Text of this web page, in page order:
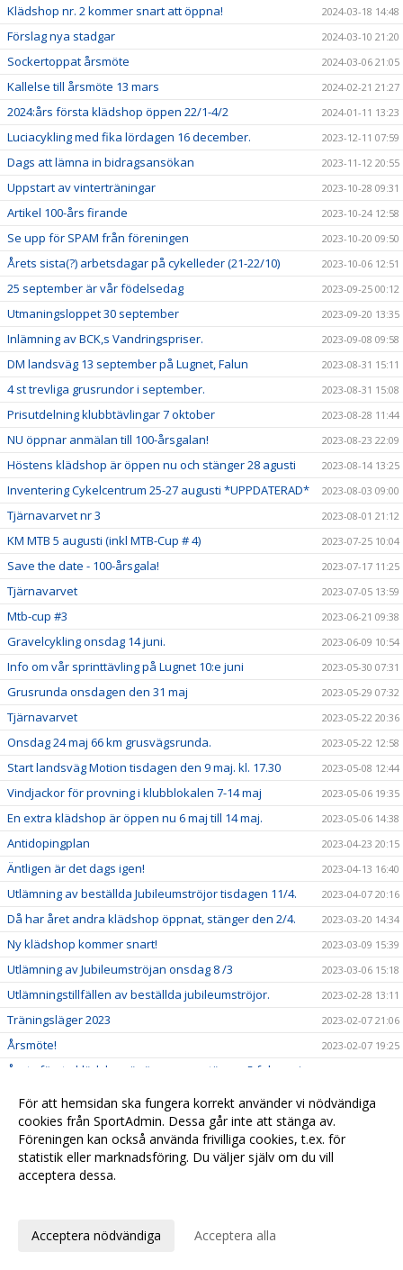
Klädshop nr. 2 kommer snart att öppna! 2024-03-18 14:48
Förslag nya stadgar 2024-03-10 21:20
Sockertoppat årsmöte 2024-03-06 21:05
Kallelse till årsmöte 13 mars 2024-02-21 21:27
2024:års första klädshop öppen 22/1-4/2 2024-01-11 13:23
Luciacykling med fika lördagen 16 december. 2023-12-11 07:59
Dags att lämna in bidragsansökan 2023-11-12 20:55
Uppstart av vinterträningar 2023-10-28 09:31
Artikel 100-års firande 2023-10-24 12:58
Se upp för SPAM från föreningen 2023-10-20 09:50
Årets sista(?) arbetsdagar på cykelleder (21-22/10) 2023-10-06 12:51
25 september är vår födelsedag 2023-09-25 00:12
Utmaningsloppet 30 september 2023-09-20 13:35
Inlämning av BCK,s Vandringspriser. 2023-09-08 09:58
DM landsväg 13 september på Lugnet, Falun 2023-08-31 15:11
4 st trevliga grusrundor i september. 2023-08-31 15:08
Prisutdelning klubbtävlingar 7 oktober 2023-08-28 11:44
NU öppnar anmälan till 100-årsgalan! 2023-08-23 22:09
Höstens klädshop är öppen nu och stänger 28 agusti 2023-08-14 13:25
Inventering Cykelcentrum 25-27 augusti *UPPDATERAD* 2023-08-03 09:00
Tjärnavarvet nr 3 2023-08-01 21:12
KM MTB 5 augusti (inkl MTB-Cup # 4) 2023-07-25 10:04
Save the date - 100-årsgala! 2023-07-17 11:25
Tjärnavarvet 2023-07-05 13:59
Mtb-cup #3 2023-06-21 09:38
Gravelcykling onsdag 14 juni. 2023-06-09 10:54
Info om vår sprinttävling på Lugnet 10:e juni 2023-05-30 07:31
Grusrunda onsdagen den 31 maj 2023-05-29 07:32
Tjärnavarvet 2023-05-22 20:36
Onsdag 24 maj 66 km grusvägsrunda. 2023-05-22 12:58
Start landsväg Motion tisdagen den 9 maj. kl. 17.30 2023-05-08 12:44
Vindjackor för provning i klubblokalen 7-14 maj 2023-05-06 19:35
En extra klädshop är öppen nu 6 maj till 14 maj. 2023-05-06 14:38
Antidopingplan 2023-04-23 20:15
Äntligen är det dags igen! 2023-04-13 16:40
Utlämning av beställda Jubileumströjor tisdagen 11/4. 2023-04-07 20:16
Då har året andra klädshop öppnat, stänger den 2/4. 2023-03-20 14:34
Ny klädshop kommer snart! 2023-03-09 15:39
Utlämning av Jubileumströjan onsdag 8 /3 2023-03-06 15:18
Utlämningstillfällen av beställda jubileumströjor. 2023-02-28 13:11
Träningsläger 2023 2023-02-07 21:06
Årsmöte! 2023-02-07 19:25
Årets första klädshop är öppen nu, stänger 5 februari.
Ny kläddesign för åren 2023-2027 2022-12-29 10:21
Vinterträningar 2023 2022-11-17 10:00
Strategidag Borlänge CK 2022-11-17 09:58
inställningar
Webbversion
För att hemsidan ska fungera korrekt använder vi nödvändiga
cookies från SportAdmin. Dessa går inte att stänga av.
Föreningen kan också använda frivilliga cookies, t.ex. för
statistik eller marknadsföring. Du väljer själv om du vill
acceptera dessa.
Acceptera nödvändiga Acceptera alla